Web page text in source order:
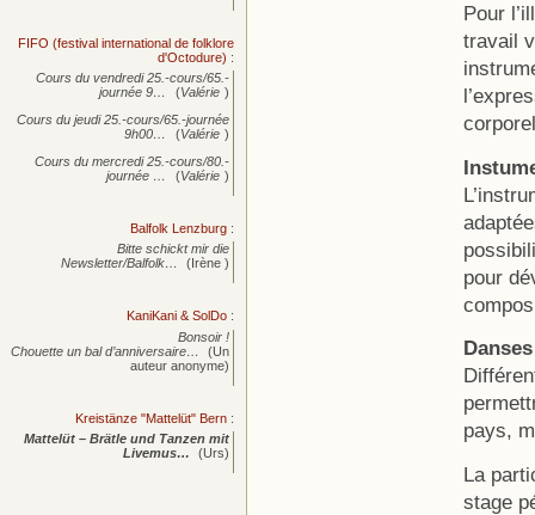
Pour
travail
pour
pays,
La
stage
FIFO (festival international de folklore
d'Octodure) :
Cours du vendredi 25.-cours/65.-
journée 9… (Valérie )
Cours du jeudi 25.-cours/65.-journée
9h00…
(Valérie )
Cours du mercredi 25.-cours/80.-
journée … (Valérie )
Balfolk Lenzburg :
Bitte schickt mir die
Newsletter/Balfolk…
(Irène )
KaniKani & SolDo :
Bonsoir !
Chouette un bal d’anniversaire…
(Un
auteur anonyme)
Kreistänze "Mattelüt" Bern :
Mattelüt – Brätle und Tanzen mit
Livemus…
(Urs)